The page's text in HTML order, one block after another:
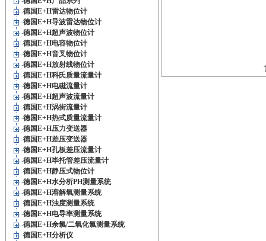
德国E+H雷达物位计
德国E+H导波雷达物位计
德国E+H超声波物位计
德国E+H电容物位计
德国E+H音叉物位计
德国E+H放射线物位计
德国E+H科氏质量流量计
德国E+H电磁流量计
德国E+H超声波流量计
德国E+H涡街流量计
德国E+H热式质量流量计
德国E+H压力变送器
德国E+H差压变送器
德国E+H孔板差压流量计
德国E+H毕托管差压流量计
德国E+H静压式物位计
德国E+H水分析PH测量系统
德国E+H溶解氧测量系统
德国E+H浊度测量系统
德国E+H电导率测量系统
德国E+H余氯/二氧化氯测量系统
德国E+H分析仪